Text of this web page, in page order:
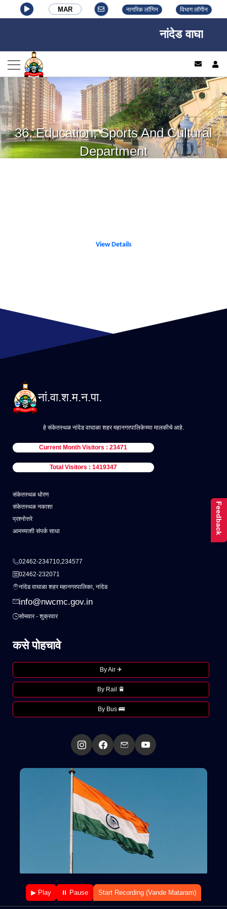
MAR नागरिक लॉगिन विभाग लॉगीन
नांदेड वाघाळा
36. Education, Sports And Cultural
Department
View Details
नां.वा.श.म.न.पा.
हे संकेतस्थळ नांदेड वाघाळा शहर महानगरपालिकेच्या मालकीचे आहे.
Current Month Visitors : 23471
Total Visitors : 1419347
संकेतस्थळ धोरण
संकेतस्थळ नकाशा
प्रश्नोत्तरे
आमच्याशी संपर्क साधा
02462-234710,234577
02462-232071
नांदेड वाघाळा शहर महानगरपालिका, नांदेड
info@nwcmc.gov.in
सोमवार - शुक्रवार
कसे पोहचावे
By Air ✈
By Rail 🚆
By Bus 🚌
▶ Play ⏸ Pause Start Recording (Vande Mataram)
Feedback